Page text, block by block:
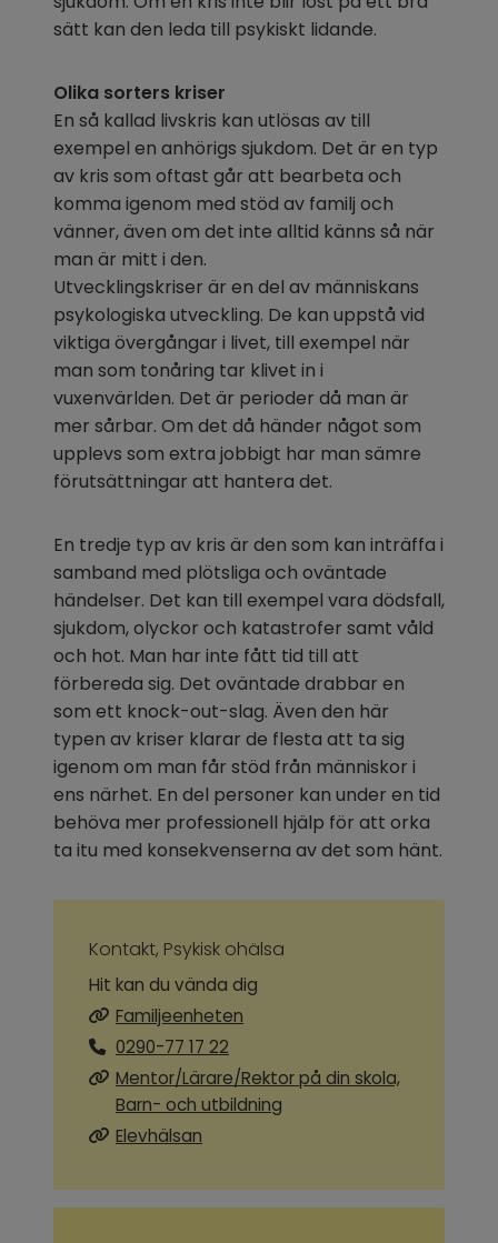
sätt kan den leda till psykiskt lidande.
Olika sorters kriser
En så kallad livskris kan utlösas av till
exempel en anhörigs sjukdom. Det är en typ
av kris som oftast går att bearbeta och
komma igenom med stöd av familj och
vänner, även om det inte alltid känns så när
man är mitt i den.
Utvecklingskriser är en del av människans
psykologiska utveckling. De kan uppstå vid
viktiga övergångar i livet, till exempel när
man som tonåring tar klivet in i
vuxenvärlden. Det är perioder då man är
mer sårbar. Om det då händer något som
upplevs som extra jobbigt har man sämre
förutsättningar att hantera det.
En tredje typ av kris är den som kan inträffa i
samband med plötsliga och oväntade
händelser. Det kan till exempel vara dödsfall,
sjukdom, olyckor och katastrofer samt våld
och hot. Man har inte fått tid till att
förbereda sig. Det oväntade drabbar en
som ett knock-out-slag. Även den här
typen av kriser klarar de flesta att ta sig
igenom om man får stöd från människor i
ens närhet. En del personer kan under en tid
behöva mer professionell hjälp för att orka
ta itu med konsekvenserna av det som hänt.
Kontakt, Psykisk ohälsa
Hit kan du vända dig
Familjeenheten
0290-77 17 22
Mentor/Lärare/Rektor på din skola,
Barn- och utbildning
Elevhälsan